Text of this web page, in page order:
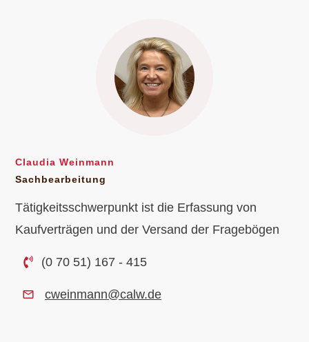
Claudia Weinmann
Sachbearbeitung
Tätigkeitsschwerpunkt ist die Erfassung von
Kaufverträgen und der Versand der Fragebögen
(0 70 51) 167 - 415
cweinmann@calw.de